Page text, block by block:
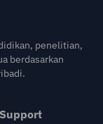
penelitian,
berdasarkan
Support